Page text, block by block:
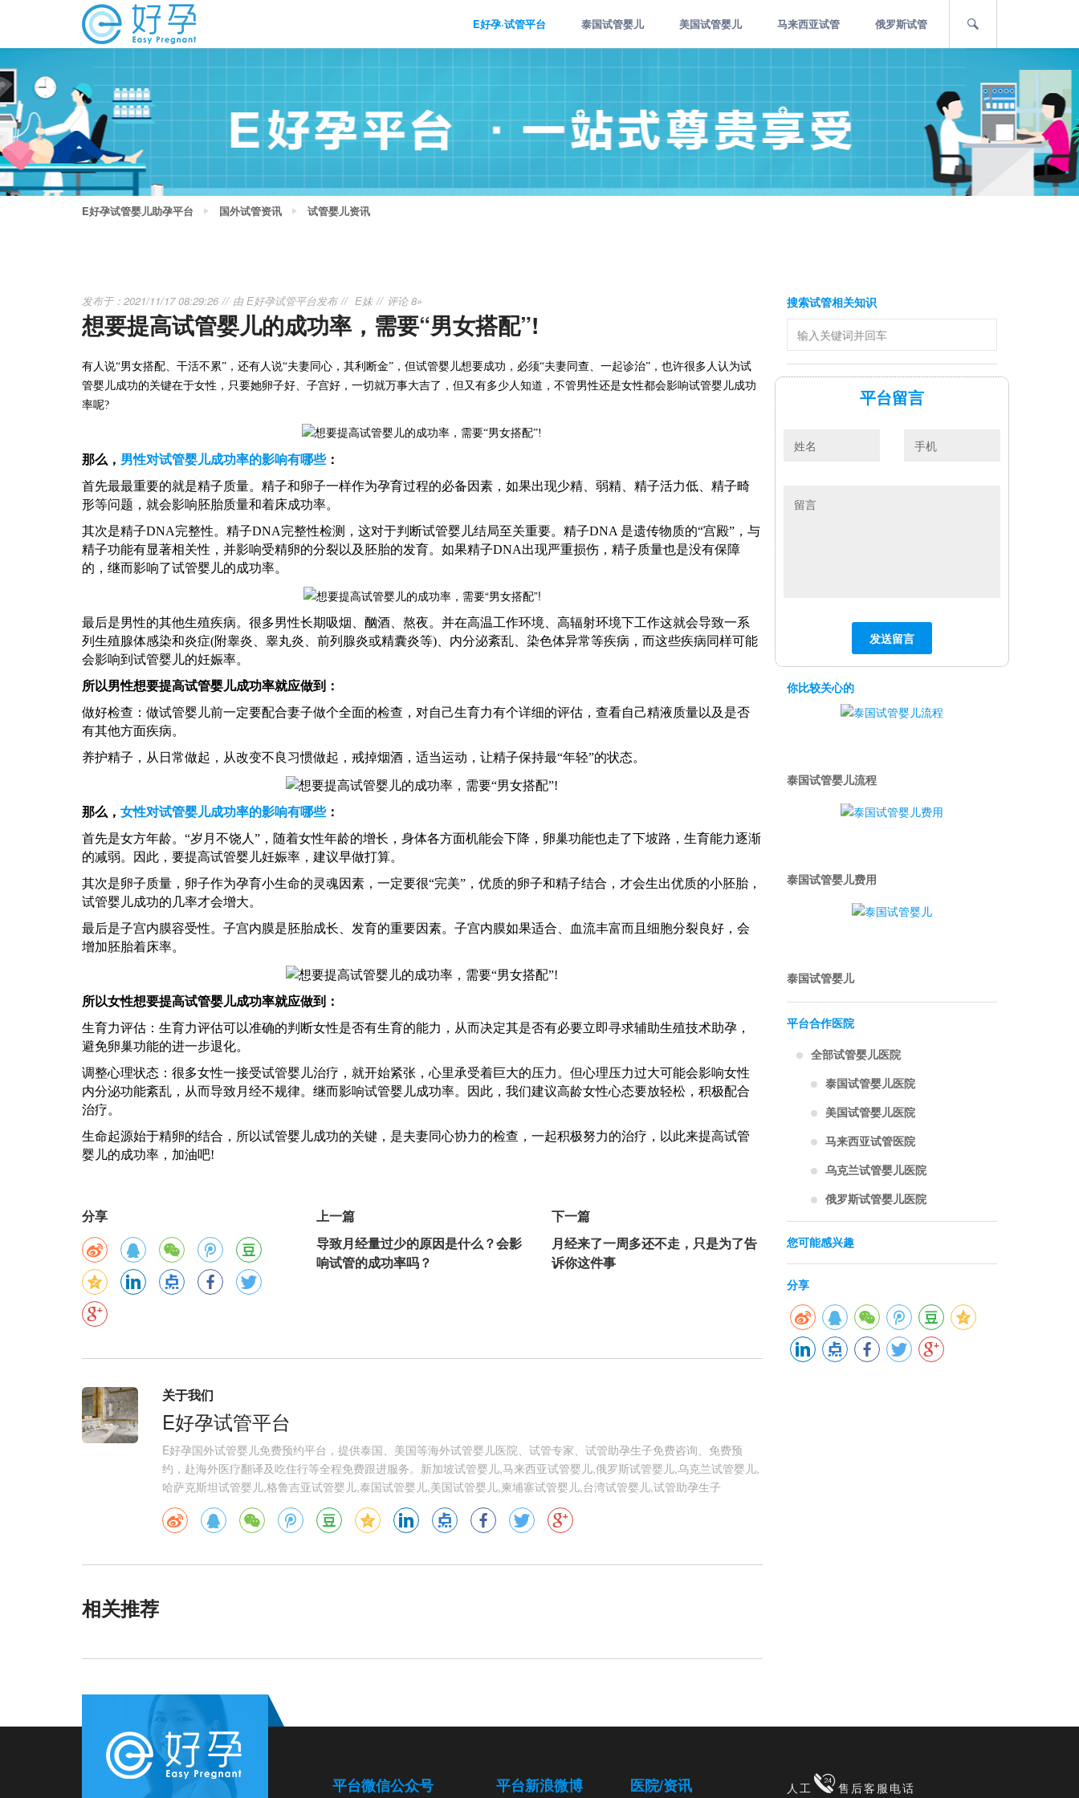
E好孕·试管平台 泰国试管婴儿 美国试管婴儿 马来西亚试管 俄罗斯试管
E好孕试管婴儿助孕平台 国外试管资讯 试管婴儿资讯
发布于：2021/11/17 08:29:26 由E好孕试管平台发布 E妹 评论 8»
想要提高试管婴儿的成功率，需要“男女搭配”!
有人说“男女搭配、干活不累”，还有人说“夫妻同心，其利断金”，但试管婴儿想要成功，必须“夫妻同查、一起诊治”，也许很多人认为试
管婴儿成功的关键在于女性，只要她卵子好、子宫好，一切就万事大吉了，但又有多少人知道，不管男性还是女性都会影响试管婴儿成功
率呢?
那么， 男性对试管婴儿成功率的影响有哪些：
首先最最重要的就是精子质量。精子和卵子一样作为孕育过程的必备因素，如果出现少精、弱精、精子活力低、精子畸
形等问题，就会影响胚胎质量和着床成功率。
其次是精子DNA完整性。精子DNA完整性检测，这对于判断试管婴儿结局至关重要。精子DNA 是遗传物质的“宫殿”，与
精子功能有显著相关性，并影响受精卵的分裂以及胚胎的发育。如果精子DNA出现严重损伤，精子质量也是没有保障
的，继而影响了试管婴儿的成功率。
最后是男性的其他生殖疾病。很多男性长期吸烟、酗酒、熬夜。并在高温工作环境、高辐射环境下工作这就会导致一系
列生殖腺体感染和炎症(附睾炎、睾丸炎、前列腺炎或精囊炎等)、内分泌紊乱、染色体异常等疾病，而这些疾病同样可能
会影响到试管婴儿的妊娠率。
所以男性想要提高试管婴儿成功率就应做到：
做好检查：做试管婴儿前一定要配合妻子做个全面的检查，对自己生育力有个详细的评估，查看自己精液质量以及是否
有其他方面疾病。
养护精子，从日常做起，从改变不良习惯做起，戒掉烟酒，适当运动，让精子保持最“年轻”的状态。
那么， 女性对试管婴儿成功率的影响有哪些：
首先是女方年龄。 “岁月不饶人”，随着女性年龄的增长，身体各方面机能会下降，卵巢功能也走了下坡路，生育能力逐渐
的减弱。因此，要提高试管婴儿妊娠率，建议早做打算。
其次是卵子质量，卵子作为孕育小生命的灵魂因素，一定要很“完美”，优质的卵子和精子结合，才会生出优质的小胚胎，
试管婴儿成功的几率才会增大。
最后是子宫内膜容受性。子宫内膜是胚胎成长、发育的重要因素。子宫内膜如果适合、血流丰富而且细胞分裂良好，会
增加胚胎着床率。
所以女性想要提高试管婴儿成功率就应做到：
生育力评估：生育力评估可以准确的判断女性是否有生育的能力，从而决定其是否有必要立即寻求辅助生殖技术助孕，
避免卵巢功能的进一步退化。
调整心理状态：很多女性一接受试管婴儿治疗，就开始紧张，心里承受着巨大的压力。但心理压力过大可能会影响女性
内分泌功能紊乱，从而导致月经不规律。继而影响试管婴儿成功率。因此，我们建议高龄女性心态要放轻松，积极配合
治疗。
生命起源始于精卵的结合，所以试管婴儿成功的关键，是夫妻同心协力的检查，一起积极努力的治疗，以此来提高试管
婴儿的成功率，加油吧!
分享
上一篇
导致月经量过少的原因是什么？会影
响试管的成功率吗？
下一篇
月经来了一周多还不走，只是为了告
诉你这件事
关于我们
E好孕试管平台
E好孕国外试管婴儿免费预约平台，提供泰国、美国等海外试管婴儿医院、试管专家、试管助孕生子免费咨询、免费预
约，赴海外医疗翻译及吃住行等全程免费跟进服务。新加坡试管婴儿,马来西亚试管婴儿,俄罗斯试管婴儿,乌克兰试管婴儿,
哈萨克斯坦试管婴儿,格鲁吉亚试管婴儿,泰国试管婴儿,美国试管婴儿,柬埔寨试管婴儿,台湾试管婴儿,试管助孕生子
相关推荐
搜索试管相关知识
平台留言
你比较关心的
泰国试管婴儿流程
泰国试管婴儿费用
泰国试管婴儿
平台合作医院
全部试管婴儿医院
泰国试管婴儿医院
美国试管婴儿医院
马来西亚试管医院
乌克兰试管婴儿医院
俄罗斯试管婴儿医院
您可能感兴趣
分享
平台微信公众号 平台新浪微博 医院/资讯 人工 售后客服电话